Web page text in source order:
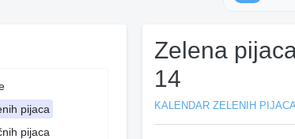
pijaca
pijaca
Zelena
14
KALENDAR ZELENIH